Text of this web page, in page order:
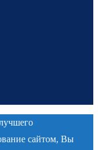
сайтом, Вы